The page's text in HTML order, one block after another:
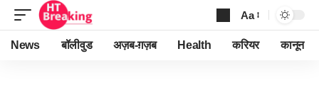
Font
Resizer
Aa
News बॉलीवुड अज़ब-ग़ज़ब Health करियर कानून